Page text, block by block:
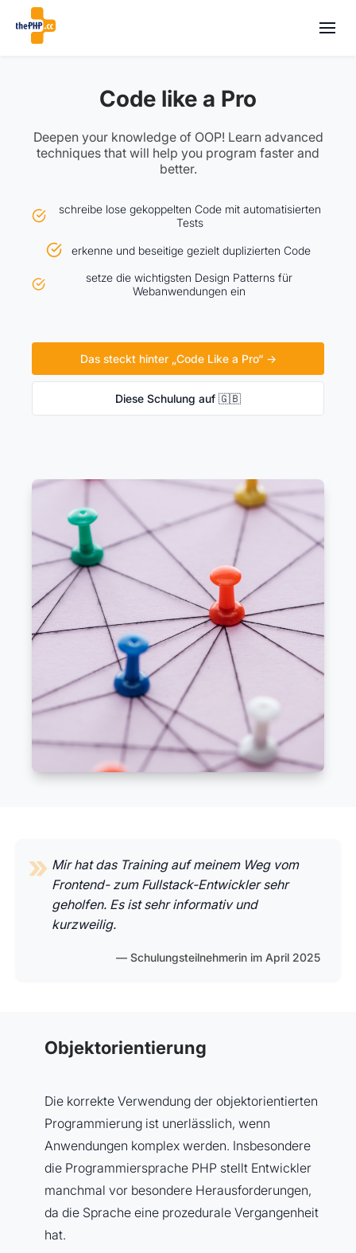
Code like a Pro
Deepen your knowledge of OOP! Learn advanced
techniques that will help you program faster and
better.
schreibe lose gekoppelten Code mit automatisierten
Tests
erkenne und beseitige gezielt duplizierten Code
setze die wichtigsten Design Patterns für
Webanwendungen ein
Das steckt hinter „Code Like a Pro“ →
Diese Schulung auf 🇬🇧
Mir hat das Training auf meinem Weg vom
Frontend- zum Fullstack-Entwickler sehr
geholfen. Es ist sehr informativ und
kurzweilig.
Schulungsteilnehmerin im April 2025
Objektorientierung
Die korrekte Verwendung der objektorientierten
Programmierung ist unerlässlich, wenn
Anwendungen komplex werden. Insbesondere
die Programmiersprache PHP stellt Entwickler
manchmal vor besondere Herausforderungen,
da die Sprache eine prozedurale Vergangenheit
hat.